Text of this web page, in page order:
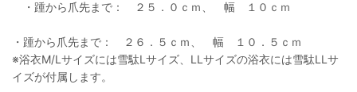
・踵から爪先まで： ２５．０ｃｍ、 幅 １０ｃｍ
・踵から爪先まで： ２６．５ｃｍ、 幅 １０．５ｃｍ
※浴衣M/Lサイズには雪駄Lサイズ、LLサイズの浴衣には雪駄LLサ
イズが付属します。